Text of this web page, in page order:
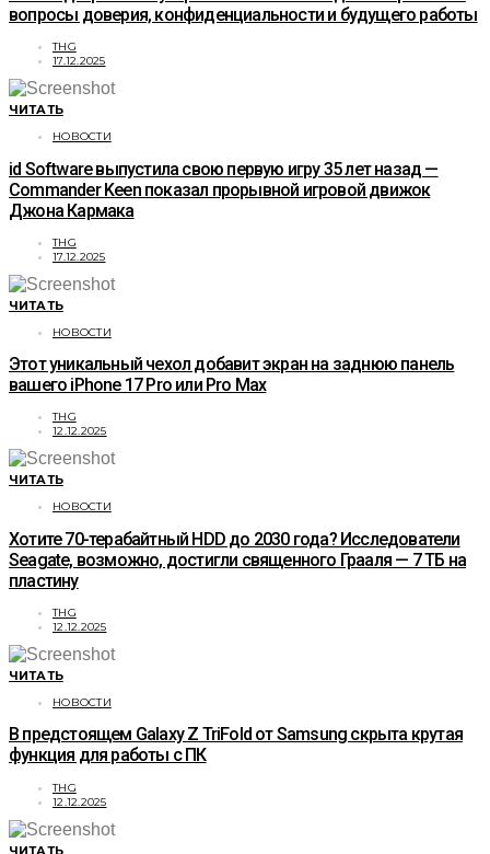
вопросы доверия, конфиденциальности и будущего работы
THG
17.12.2025
ЧИТАТЬ
НОВОСТИ
id Software выпустила свою первую игру 35 лет назад —
Commander Keen показал прорывной игровой движок
Джона Кармака
THG
17.12.2025
ЧИТАТЬ
НОВОСТИ
Этот уникальный чехол добавит экран на заднюю панель
вашего iPhone 17 Pro или Pro Max
THG
12.12.2025
ЧИТАТЬ
НОВОСТИ
Хотите 70-терабайтный HDD до 2030 года? Исследователи
Seagate, возможно, достигли священного Грааля — 7 ТБ на
пластину
THG
12.12.2025
ЧИТАТЬ
НОВОСТИ
В предстоящем Galaxy Z TriFold от Samsung скрыта крутая
функция для работы с ПК
THG
12.12.2025
ЧИТАТЬ